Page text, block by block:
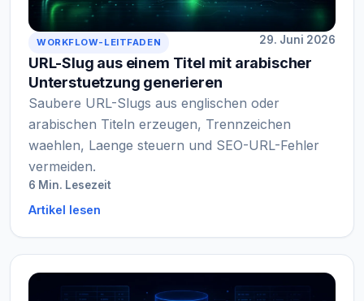
WORKFLOW-LEITFADEN 29. Juni 2026
URL-Slug aus einem Titel mit arabischer
Unterstuetzung generieren
Saubere URL-Slugs aus englischen oder
arabischen Titeln erzeugen, Trennzeichen
waehlen, Laenge steuern und SEO-URL-Fehler
vermeiden.
6 Min. Lesezeit
Artikel lesen